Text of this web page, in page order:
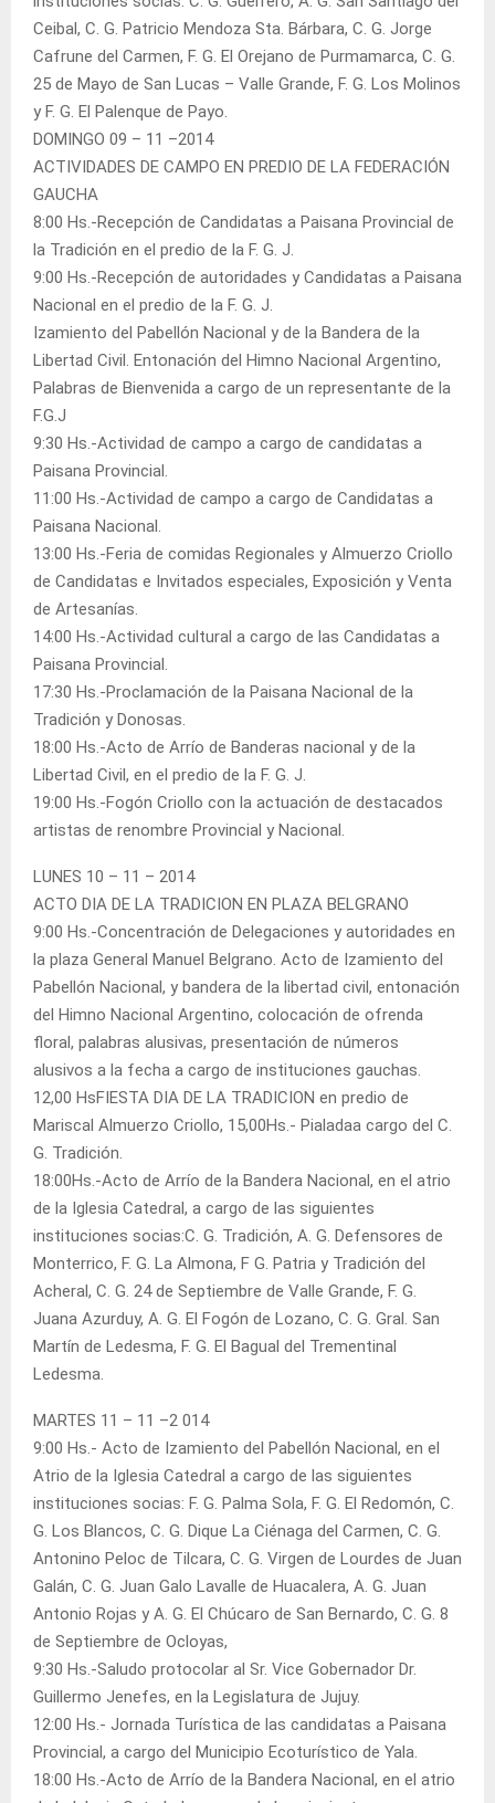
Ceibal, C. G. Patricio Mendoza Sta. Bárbara, C. G. Jorge
Cafrune del Carmen, F. G. El Orejano de Purmamarca, C. G.
25 de Mayo de San Lucas – Valle Grande, F. G. Los Molinos
y F. G. El Palenque de Payo.
DOMINGO 09 – 11 –2014
ACTIVIDADES DE CAMPO EN PREDIO DE LA FEDERACIÓN
GAUCHA
8:00 Hs.-Recepción de Candidatas a Paisana Provincial de
la Tradición en el predio de la F. G. J.
9:00 Hs.-Recepción de autoridades y Candidatas a Paisana
Nacional en el predio de la F. G. J.
Izamiento del Pabellón Nacional y de la Bandera de la
Libertad Civil. Entonación del Himno Nacional Argentino,
Palabras de Bienvenida a cargo de un representante de la
F.G.J
9:30 Hs.-Actividad de campo a cargo de candidatas a
Paisana Provincial.
11:00 Hs.-Actividad de campo a cargo de Candidatas a
Paisana Nacional.
13:00 Hs.-Feria de comidas Regionales y Almuerzo Criollo
de Candidatas e Invitados especiales, Exposición y Venta
de Artesanías.
14:00 Hs.-Actividad cultural a cargo de las Candidatas a
Paisana Provincial.
17:30 Hs.-Proclamación de la Paisana Nacional de la
Tradición y Donosas.
18:00 Hs.-Acto de Arrío de Banderas nacional y de la
Libertad Civil, en el predio de la F. G. J.
19:00 Hs.-Fogón Criollo con la actuación de destacados
artistas de renombre Provincial y Nacional.
LUNES 10 – 11 – 2014
ACTO DIA DE LA TRADICION EN PLAZA BELGRANO
9:00 Hs.-Concentración de Delegaciones y autoridades en
la plaza General Manuel Belgrano. Acto de Izamiento del
Pabellón Nacional, y bandera de la libertad civil, entonación
del Himno Nacional Argentino, colocación de ofrenda
floral, palabras alusivas, presentación de números
alusivos a la fecha a cargo de instituciones gauchas.
12,00 HsFIESTA DIA DE LA TRADICION en predio de
Mariscal Almuerzo Criollo, 15,00Hs.- Pialadaa cargo del C.
G. Tradición.
18:00Hs.-Acto de Arrío de la Bandera Nacional, en el atrio
de la Iglesia Catedral, a cargo de las siguientes
instituciones socias:C. G. Tradición, A. G. Defensores de
Monterrico, F. G. La Almona, F G. Patria y Tradición del
Acheral, C. G. 24 de Septiembre de Valle Grande, F. G.
Juana Azurduy, A. G. El Fogón de Lozano, C. G. Gral. San
Martín de Ledesma, F. G. El Bagual del Trementinal
Ledesma.
MARTES 11 – 11 –2 014
9:00 Hs.- Acto de Izamiento del Pabellón Nacional, en el
Atrio de la Iglesia Catedral a cargo de las siguientes
instituciones socias: F. G. Palma Sola, F. G. El Redomón, C.
G. Los Blancos, C. G. Dique La Ciénaga del Carmen, C. G.
Antonino Peloc de Tilcara, C. G. Virgen de Lourdes de Juan
Galán, C. G. Juan Galo Lavalle de Huacalera, A. G. Juan
Antonio Rojas y A. G. El Chúcaro de San Bernardo, C. G. 8
de Septiembre de Ocloyas,
9:30 Hs.-Saludo protocolar al Sr. Vice Gobernador Dr.
Guillermo Jenefes, en la Legislatura de Jujuy.
12:00 Hs.- Jornada Turística de las candidatas a Paisana
Provincial, a cargo del Municipio Ecoturístico de Yala.
18:00 Hs.-Acto de Arrío de la Bandera Nacional, en el atrio